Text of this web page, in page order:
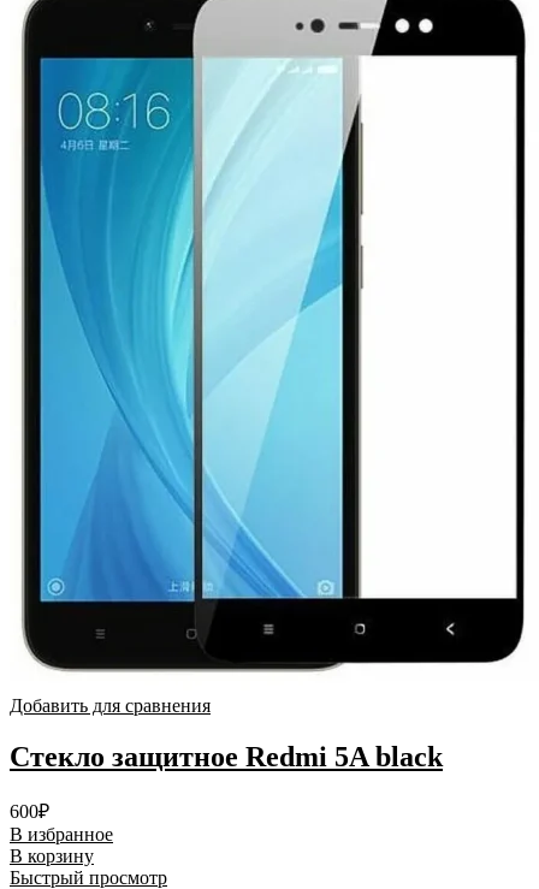
Добавить для сравнения
Стекло защитное Redmi 5A black
600₽
В избранное
В корзину
Быстрый просмотр